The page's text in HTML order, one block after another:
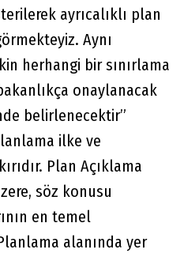
ayrıcalıklı plan
Aynı
herhangi bir sınırlama
onaylanacak
belirlenecektir”
ilke ve
Plan Açıklama
söz konusu
en temel
alanında yer